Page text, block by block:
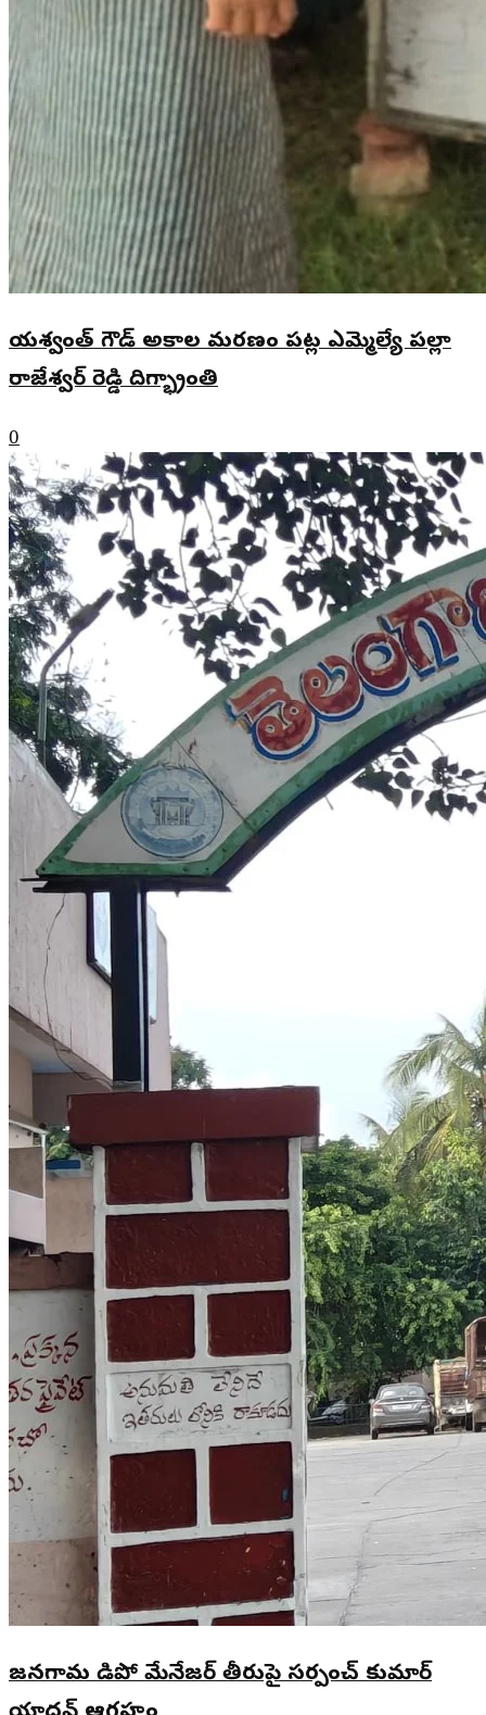
యశ్వంత్ గౌడ్ అకాల మరణం పట్ల ఎమ్మెల్యే పల్లా
రాజేశ్వర్ రెడ్డి దిగ్భ్రాంతి
0
జనగామ డిపో మేనేజర్ తీరుపై సర్పంచ్ కుమార్